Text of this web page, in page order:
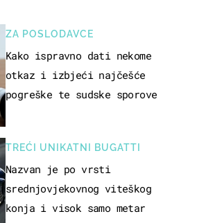
ZA POSLODAVCE
Kako ispravno dati nekome
otkaz i izbjeći najčešće
pogreške te sudske sporove
TREĆI UNIKATNI BUGATTI
Nazvan je po vrsti
srednjovjekovnog viteškog
konja i visok samo metar